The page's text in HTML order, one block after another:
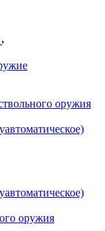
оружия
оружия